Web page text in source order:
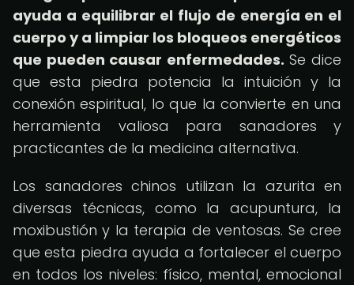
ayuda a equilibrar el flujo de energía en el
cuerpo y a limpiar los bloqueos energéticos
que pueden causar enfermedades. Se dice
que esta piedra potencia la intuición y la
conexión espiritual, lo que la convierte en una
herramienta valiosa para sanadores y
practicantes de la medicina alternativa.
Los sanadores chinos utilizan la azurita en
diversas técnicas, como la acupuntura, la
moxibustión y la terapia de ventosas. Se cree
que esta piedra ayuda a fortalecer el cuerpo
en todos los niveles: físico, mental, emocional